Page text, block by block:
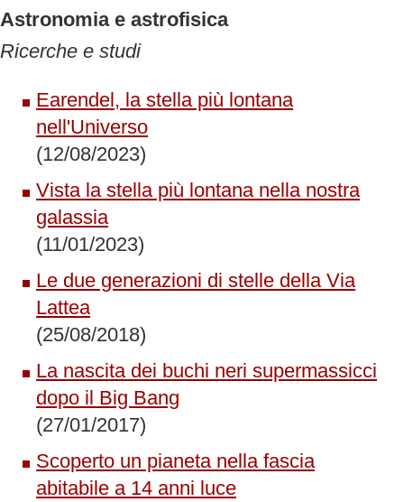
Astronomia e astrofisica
Ricerche e studi
Earendel, la stella più lontana
nell'Universo
(12/08/2023)
Vista la stella più lontana nella nostra
galassia
(11/01/2023)
Le due generazioni di stelle della Via
Lattea
(25/08/2018)
La nascita dei buchi neri supermassicci
dopo il Big Bang
(27/01/2017)
Scoperto un pianeta nella fascia
abitabile a 14 anni luce